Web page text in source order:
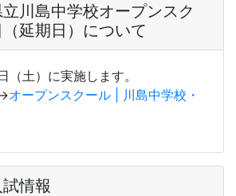
川島中学校オープンスク
延期日）について
（土）に実施します。
オープンスクール | 川島中学校・
情報